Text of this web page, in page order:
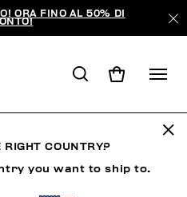
ORA FINO AL 50% DI
RIGHT COUNTRY?
you want to ship to.